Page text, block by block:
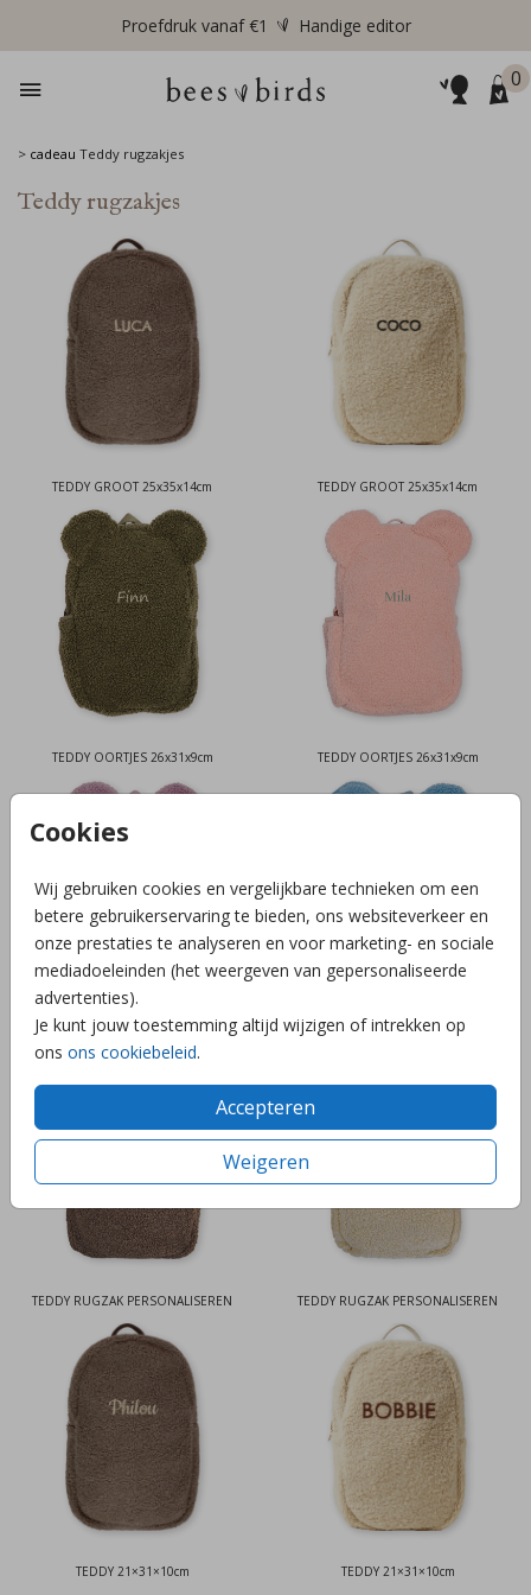
Proefdruk vanaf €1 Handige editor
0
Cookies
Wij gebruiken cookies en vergelijkbare technieken om een
betere gebruikerservaring te bieden, ons websiteverkeer en
onze prestaties te analyseren en voor marketing- en sociale
mediadoeleinden (het weergeven van gepersonaliseerde
advertenties).
Je kunt jouw toestemming altijd wijzigen of intrekken op
ons ons cookiebeleid.
Accepteren
Weigeren
> cadeau Teddy rugzakjes
Teddy rugzakjes
TEDDY GROOT 25x35x14cm TEDDY GROOT 25x35x14cm
TEDDY OORTJES 26x31x9cm TEDDY OORTJES 26x31x9cm
TEDDY OORTJES 26x31x9cm TEDDY OORTJES 26x31x9cm
TEDDY RUGZAK PERSONALISEREN TEDDY RUGZAK PERSONALISEREN
TEDDY 21×31×10cm TEDDY 21×31×10cm